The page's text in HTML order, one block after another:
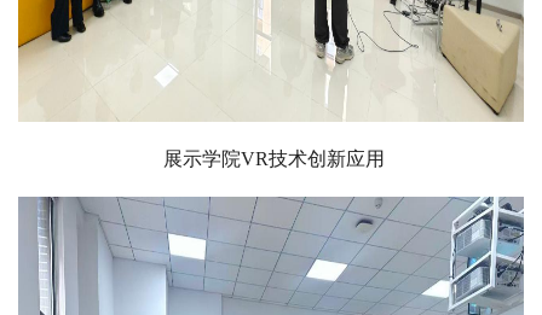
展示学院VR技术创新应用